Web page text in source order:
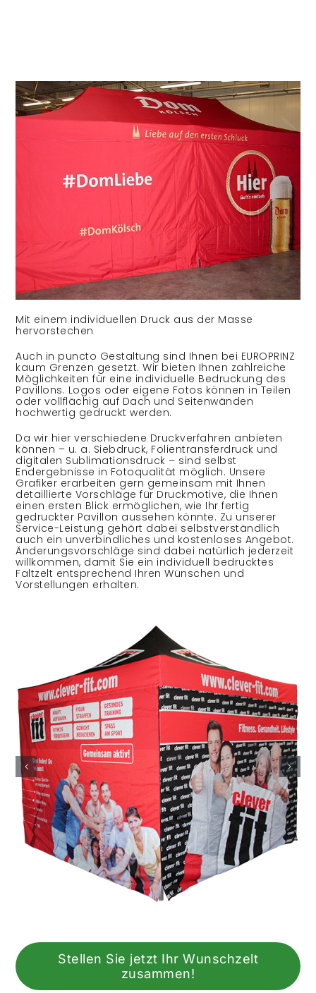
Mit einem individuellen Druck aus der Masse
hervorstechen
Auch in puncto Gestaltung sind Ihnen bei EUROPRINZ
kaum Grenzen gesetzt. Wir bieten Ihnen zahlreiche
Möglichkeiten für eine individuelle Bedruckung des
Pavillons. Logos oder eigene Fotos können in Teilen
oder vollflächig auf Dach und Seitenwänden
hochwertig gedruckt werden.
Da wir hier verschiedene Druckverfahren anbieten
können – u. a. Siebdruck, Folientransferdruck und
digitalen Sublimationsdruck – sind selbst
Endergebnisse in Fotoqualität möglich. Unsere
Grafiker erarbeiten gern gemeinsam mit Ihnen
detaillierte Vorschläge für Druckmotive, die Ihnen
einen ersten Blick ermöglichen, wie Ihr fertig
gedruckter Pavillon aussehen könnte. Zu unserer
Service-Leistung gehört dabei selbstverständlich
auch ein unverbindliches und kostenloses Angebot.
Änderungsvorschläge sind dabei natürlich jederzeit
willkommen, damit Sie ein individuell bedrucktes
Faltzelt entsprechend Ihren Wünschen und
Vorstellungen erhalten.
Stellen Sie jetzt Ihr Wunschzelt
zusammen!